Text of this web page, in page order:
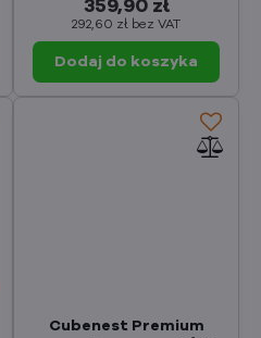
359,90 zł
292,60 zł bez VAT
Dodaj do koszyka
Cubenest Premium